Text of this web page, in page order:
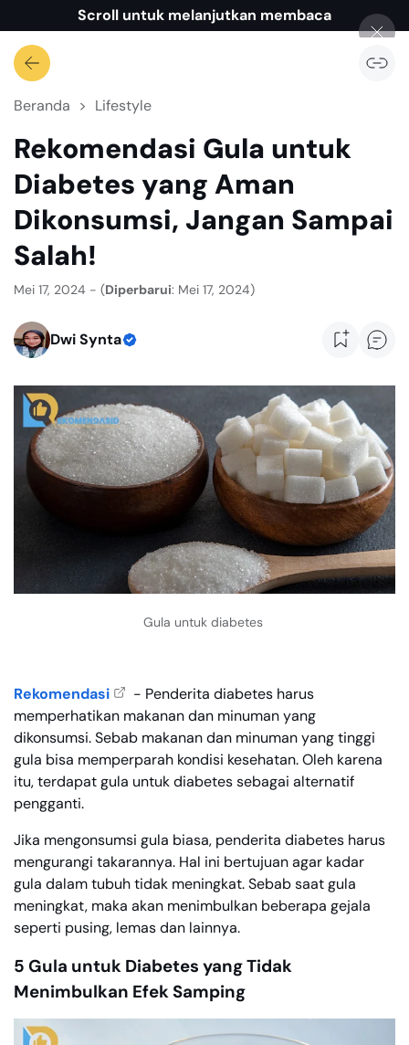
Scroll untuk melanjutkan membaca
Beranda Lifestyle
Rekomendasi Gula untuk
Diabetes yang Aman
Dikonsumsi, Jangan Sampai
Salah!
Mei 17, 2024 - (Diperbarui: Mei 17, 2024)
Dwi Synta
Gula untuk diabetes
Rekomendasi
- Penderita diabetes harus
memperhatikan makanan dan minuman yang
dikonsumsi. Sebab makanan dan minuman yang tinggi
gula bisa memperparah kondisi kesehatan. Oleh karena
itu, terdapat gula untuk diabetes sebagai alternatif
pengganti.
Jika mengonsumsi gula biasa, penderita diabetes harus
mengurangi takarannya. Hal ini bertujuan agar kadar
gula dalam tubuh tidak meningkat. Sebab saat gula
meningkat, maka akan menimbulkan beberapa gejala
seperti pusing, lemas dan lainnya.
5 Gula untuk Diabetes yang Tidak
Menimbulkan Efek Samping